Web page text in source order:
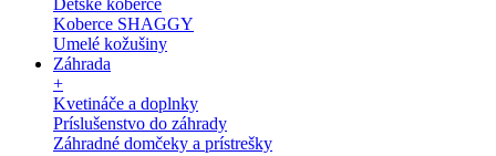
Detské koberce
Koberce SHAGGY
Umelé kožušiny
Záhrada
+
Kvetináče a doplnky
Príslušenstvo do záhrady
Záhradné domčeky a prístrešky